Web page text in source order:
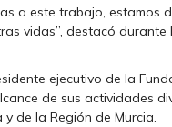
a este trabajo, estamos
vidas”, destacó durante
ejecutivo de la
de sus actividades
de la Región de Murcia.